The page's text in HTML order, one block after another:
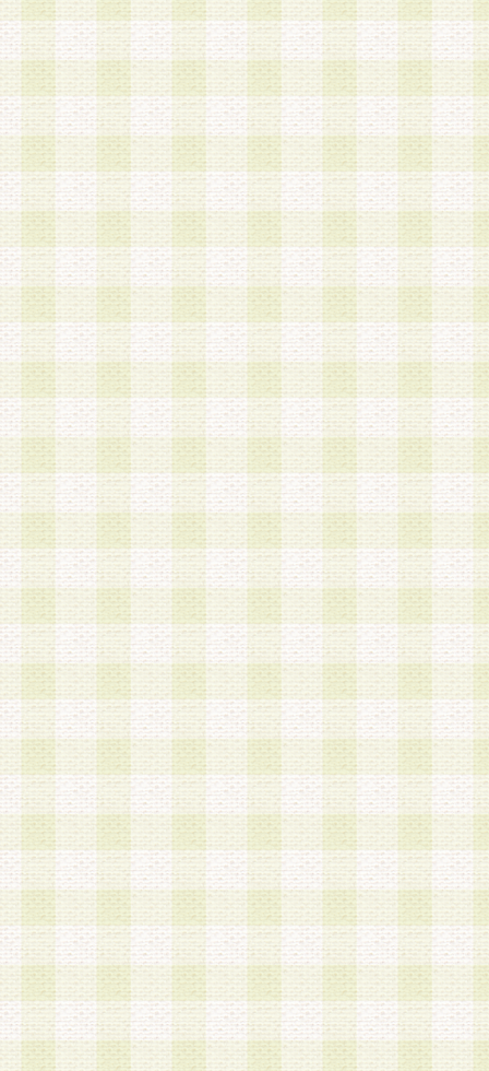
a.既に登録されている会員と同一のメールアドレ
録する場合
b.本サービスと同様のサービスを提供している企
業に従事していると思われる本人またはその家族
場合
c.その他当社が不適切と判断する場合
2.当社は、会員登録希望者を会員として承認する
した 場合、会員登録希望者による会員登録手続
による承認後の場合であっても、会員登録の取り
の抹消を、当社が適切と判 断する方法・手段に
とができるものとします。
3.会員登録希望者が18歳未満、成年被後見人、被
人 である場合は、親権者などの法定代理人の同
録を行うものとします。なお、義務教育学齢に該
者については、登録時に 当社が別途定める方法
権者による承認手続きを行うものとします。
第3条 会員の登録方法
1.会員登録手続きは、会員登録希望者本人が行う
る登録は一切認められないものとします。
2.会員登録希望者は、本規約に同意の後、当社指
画 面」において、当社が指定する必要事項を入
を行うものとします。当社は、会員登録を承認し
会員として本サービスを 受けるためのログイン
を付与します。
3.会員は、会員登録の際に申告する登録情報の全
いかなる虚偽の申告をも行ってはならないものと
4.会員は、複数のログインＩＤおよびパスワード
いものとします。
第4条 ログインIDおよびパスワードの管理
1.会員は、会員登録後、本サイト内にて本サービ
加する際には、前条に基づき当社から付与された
スワードを使用するものとします。
2.登録の際に当社が付与したログインIDおよびパ